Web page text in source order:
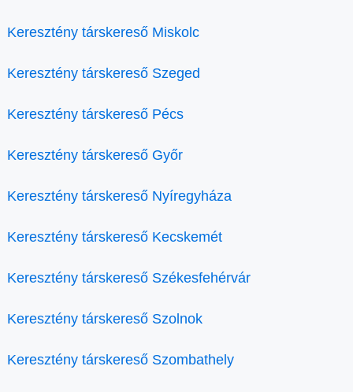
Keresztény társkereső Miskolc
Keresztény társkereső Szeged
Keresztény társkereső Pécs
Keresztény társkereső Győr
Keresztény társkereső Nyíregyháza
Keresztény társkereső Kecskemét
Keresztény társkereső Székesfehérvár
Keresztény társkereső Szolnok
Keresztény társkereső Szombathely